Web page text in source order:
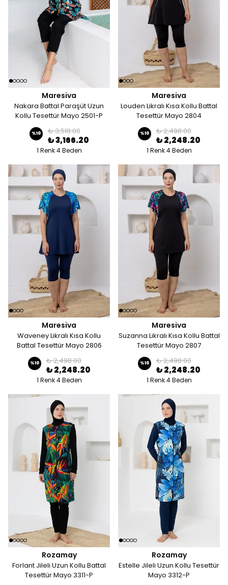
Maresiva
Nakara Battal Paraşüt Uzun
Kollu Tesettür Mayo 2501-P
%10 ₺ 3,518.00
₺ 3,166.20
1 Renk 4 Beden
Maresiva
Louden Likralı Kısa Kollu Battal
Tesettür Mayo 2804
%10 ₺ 2,498.00
₺ 2,248.20
1 Renk 4 Beden
Maresiva
Waveney Likralı Kısa Kollu
Battal Tesettür Mayo 2806
%10 ₺ 2,498.00
₺ 2,248.20
1 Renk 4 Beden
Maresiva
Suzanna Likralı Kısa Kollu Battal
Tesettür Mayo 2807
%10 ₺ 2,498.00
₺ 2,248.20
1 Renk 4 Beden
Rozamay
Forlant Jileli Uzun Kollu Battal
Tesettür Mayo 3311-P
Rozamay
Estelle Jileli Uzun Kollu Tesettür
Mayo 3312-P